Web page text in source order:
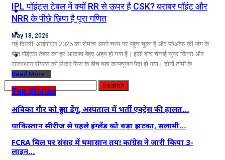
कृषि
धर्म
विज्ञान तकनीकी
IPL पॉइंट्स टेबल में क्यों RR से ऊपर है CSK? बराबर पॉइंट और
NRR के पीछे छिपा है पूरा गणित
May 18, 2026
नई दिल्ली: आईपीएल 2026 का रोमांच अपने चरम पर पहुंच चुका है और प्लेऑफ की जंग के
बीच पॉइंट्स टेबल का हर आंकड़ा बेहद अहम हो गया है। इसी बीच चेन्नई सुपर किंग्स और
राजस्थान रॉयल्स को लेकर फैंस के बीच बड़ा कन्फ्यूजन पैदा हो गया। दोनों टीमों के…
Read More...
Top Stories
अविका गौर को हुआ डेंगू, अस्पताल में भर्ती एक्ट्रेस की हालत…
पाकिस्तान सीरीज से पहले इंग्लैंड को बड़ा झटका, सलामी…
FCRA बिल पर संसद में घमासान तय! कांग्रेस ने जारी किया 3-
लाइन…